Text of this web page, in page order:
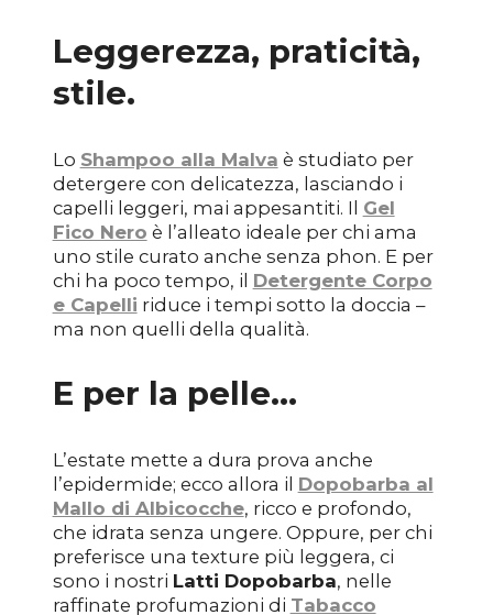
Leggerezza, praticità,
stile.
Lo Shampoo alla Malva è studiato per
detergere con delicatezza, lasciando i
capelli leggeri, mai appesantiti. Il Gel
Fico Nero è l’alleato ideale per chi ama
uno stile curato anche senza phon. E per
chi ha poco tempo, il Detergente Corpo
e Capelli riduce i tempi sotto la doccia –
ma non quelli della qualità.
E per la pelle…
L’estate mette a dura prova anche
l’epidermide; ecco allora il Dopobarba al
Mallo di Albicocche, ricco e profondo,
che idrata senza ungere. Oppure, per chi
preferisce una texture più leggera, ci
sono i nostri Latti Dopobarba, nelle
raffinate profumazioni di Tabacco